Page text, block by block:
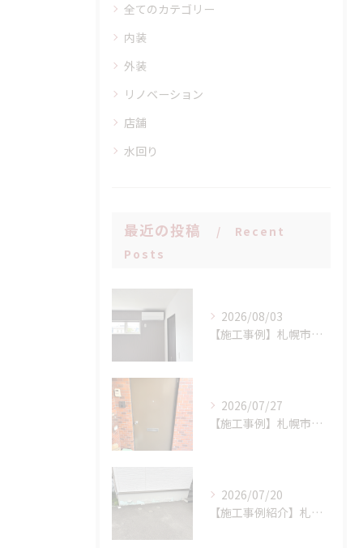
全てのカテゴリー
内装
外装
リノベーション
店舗
水回り
最近の投稿
Recent
Posts
2026/08/03
【施工事例】札幌市手稲区 N様邸 室外機設置場所に配慮したエアコン新設工事！
2026/07/27
【施工事例】札幌市西区 K様邸 マンション玄関ドア交換工事：LIXIL リシェント(持ち出し工法)で、断熱性と防犯性を一気にアップ！
2026/07/20
【施工事例紹介】札幌市西区 S様邸 断熱基礎の剥離トラブルを解消！高耐久基礎保護材「インサルキソッシュMore」を用いた基礎補修工事